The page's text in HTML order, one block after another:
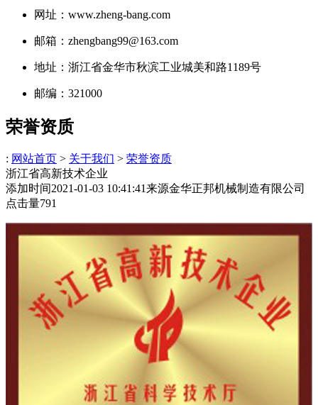
网址：www.zheng-bang.com
邮箱：zhengbang99@163.com
地址：浙江省金华市秋滨工业城美和路1189号
邮编：321000
荣誉资质
: 网站首页 > 关于我们 > 荣誉资质
浙江省高新技术企业
添加时间2021-01-03 10:41:41来源金华正邦机械制造有限公司
点击量791